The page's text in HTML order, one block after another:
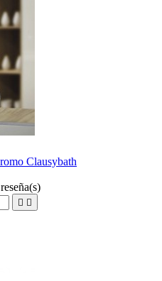
Clausybath
reseña(s)
 